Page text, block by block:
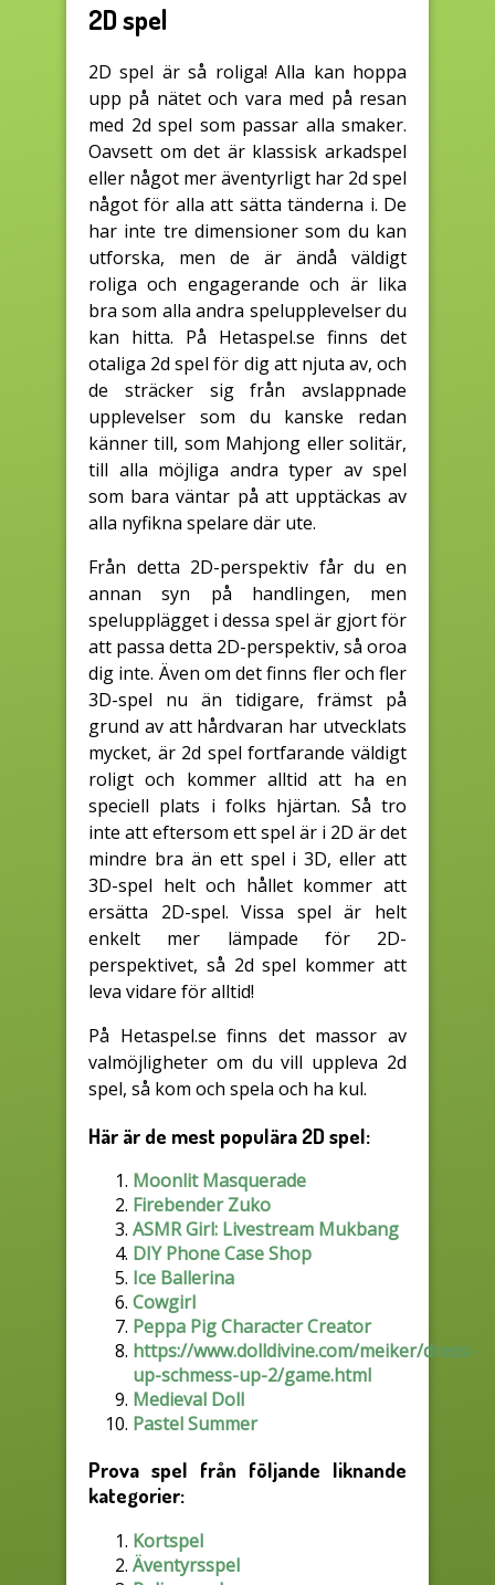
2D spel
2D spel är så roliga! Alla kan hoppa
upp på nätet och vara med på resan
med 2d spel som passar alla smaker.
Oavsett om det är klassisk arkadspel
eller något mer äventyrligt har 2d spel
något för alla att sätta tänderna i. De
har inte tre dimensioner som du kan
utforska, men de är ändå väldigt
roliga och engagerande och är lika
bra som alla andra spelupplevelser du
kan hitta. På Hetaspel.se finns det
otaliga 2d spel för dig att njuta av, och
de sträcker sig från avslappnade
upplevelser som du kanske redan
känner till, som Mahjong eller solitär,
till alla möjliga andra typer av spel
som bara väntar på att upptäckas av
alla nyfikna spelare där ute.
Från detta 2D-perspektiv får du en
annan syn på handlingen, men
spelupplägget i dessa spel är gjort för
att passa detta 2D-perspektiv, så oroa
dig inte. Även om det finns fler och fler
3D-spel nu än tidigare, främst på
grund av att hårdvaran har utvecklats
mycket, är 2d spel fortfarande väldigt
roligt och kommer alltid att ha en
speciell plats i folks hjärtan. Så tro
inte att eftersom ett spel är i 2D är det
mindre bra än ett spel i 3D, eller att
3D-spel helt och hållet kommer att
ersätta 2D-spel. Vissa spel är helt
enkelt mer lämpade för 2D-
perspektivet, så 2d spel kommer att
leva vidare för alltid!
På Hetaspel.se finns det massor av
valmöjligheter om du vill uppleva 2d
spel, så kom och spela och ha kul.
Här är de mest populära 2D spel:
Moonlit Masquerade
Firebender Zuko
ASMR Girl: Livestream Mukbang
DIY Phone Case Shop
Ice Ballerina
Cowgirl
Peppa Pig Character Creator
https://www.dolldivine.com/meiker/dress-
up-schmess-up-2/game.html
Medieval Doll
Pastel Summer
Prova spel från följande liknande
kategorier:
Kortspel
Äventyrsspel